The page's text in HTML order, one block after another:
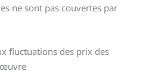
ne sont pas couvertes par
fluctuations des prix des